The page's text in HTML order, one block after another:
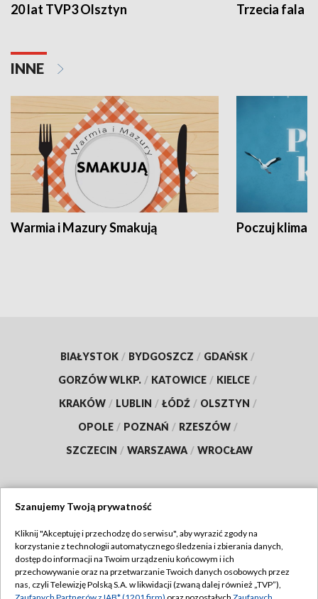
20 lat TVP3 Olsztyn Trzecia fala -
INNE
Warmia i Mazury Smakują Poczuj klimat
BIAŁYSTOK / BYDGOSZCZ / GDAŃSK /
GORZÓW WLKP. / KATOWICE / KIELCE /
KRAKÓW / LUBLIN / ŁÓDŹ / OLSZTYN /
OPOLE / POZNAŃ / RZESZÓW /
SZCZECIN / WARSZAWA / WROCŁAW
TVP
Abonament TVP
Emisja w TVP
Regulamin TVP
Szanujemy Twoją prywatność
Kliknij "Akceptuję i przechodzę do serwisu", aby wyrazić zgody na
korzystanie z technologii automatycznego śledzenia i zbierania danych,
dostęp do informacji na Twoim urządzeniu końcowym i ich
przechowywanie oraz na przetwarzanie Twoich danych osobowych przez
nas, czyli Telewizję Polską S.A. w likwidacji (zwaną dalej również „TVP”),